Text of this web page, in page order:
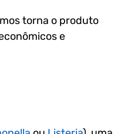
torna o produto
e